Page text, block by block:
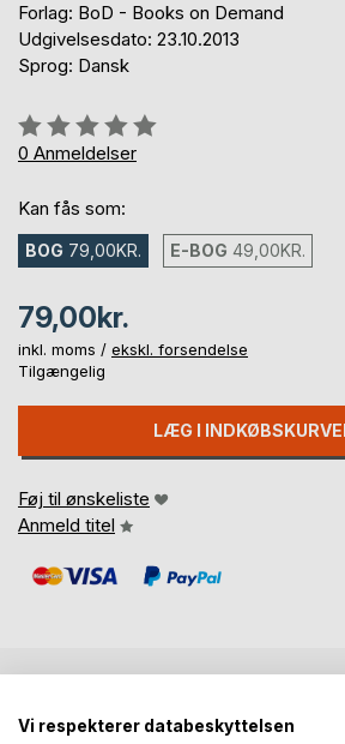
Forlag: BoD - Books on Demand
Udgivelsesdato: 23.10.2013
Sprog: Dansk
Anmeldelse::
0%
0 Anmeldelser
Kan fås som:
BOG 79,00KR. E-BOG 49,00KR.
79,00kr.
inkl. moms / ekskl. forsendelse
Tilgængelig
LÆG I
Føj til ønskeliste
Anmeld titel
Vi respekterer databeskyttelsen